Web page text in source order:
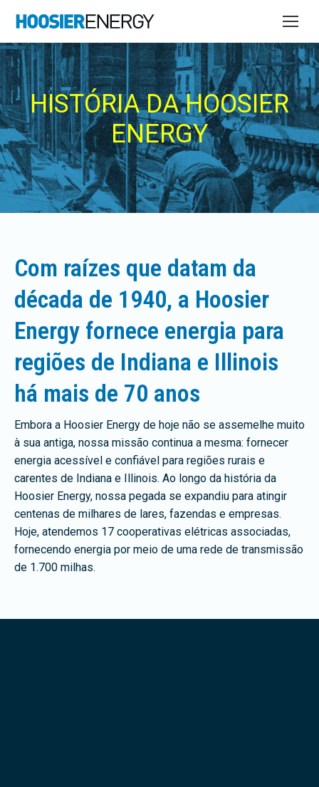
HISTÓRIA DA HOOSIER
ENERGY
Com raízes que datam da
década de 1940, a Hoosier
Energy fornece energia para
regiões de Indiana e Illinois
há mais de 70 anos
Embora a Hoosier Energy de hoje não se assemelhe muito
à sua antiga, nossa missão continua a mesma: fornecer
energia acessível e confiável para regiões rurais e
carentes de Indiana e Illinois. Ao longo da história da
Hoosier Energy, nossa pegada se expandiu para atingir
centenas de milhares de lares, fazendas e empresas.
Hoje, atendemos 17 cooperativas elétricas associadas,
fornecendo energia por meio de uma rede de transmissão
de 1.700 milhas.